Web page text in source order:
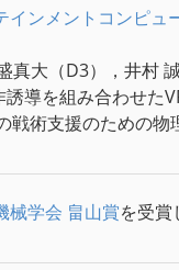
インメントコンピュ
真大（D3），井村
導を組み合わせた
戦術支援のための
械学会 畠山賞を受